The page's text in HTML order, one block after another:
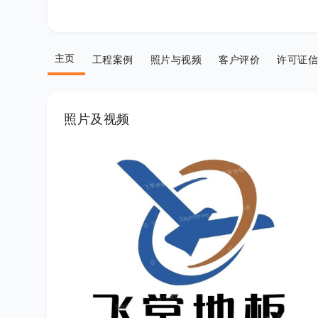
主页 工程案例 照片与视频 客户评价 许可证
照片及视频